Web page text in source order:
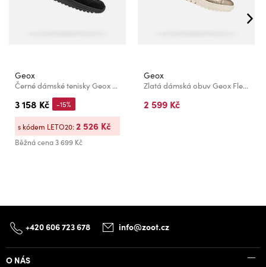
Geox
Černé dámské tenisky Geox Desya
3 158 Kč
Běžná cena3 699 Kč
-15%
s kódem LETO20:2 526 Kč
Geox
Zlatá dámská obuv Geox Flextride Plus
2 599 Kč
+420 606 723 678 info@zoot.cz
O NÁS